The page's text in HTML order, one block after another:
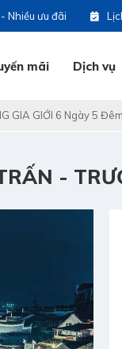
Nhiều ưu đãi
mãi Dịch vụ
GIA GIỚI 6 Ngày 5 Đêm
-